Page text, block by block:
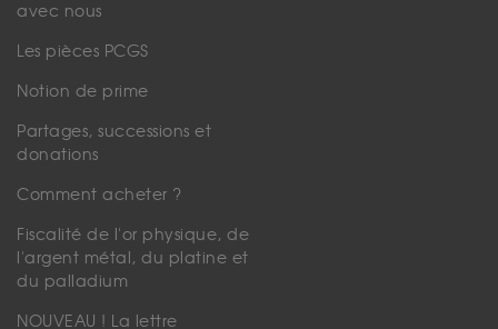
avec nous
Les pièces PCGS
Notion de prime
Partages, successions et
donations
Comment acheter ?
Fiscalité de l'or physique, de
l'argent métal, du platine et
du palladium
NOUVEAU ! La lettre